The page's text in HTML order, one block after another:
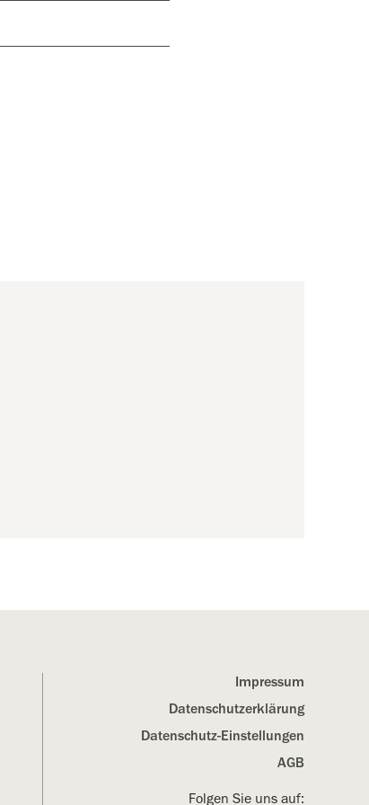
Impressum
Datenschutz­erklärung
Datenschutz-Einstellungen
AGB
Folgen Sie uns auf: